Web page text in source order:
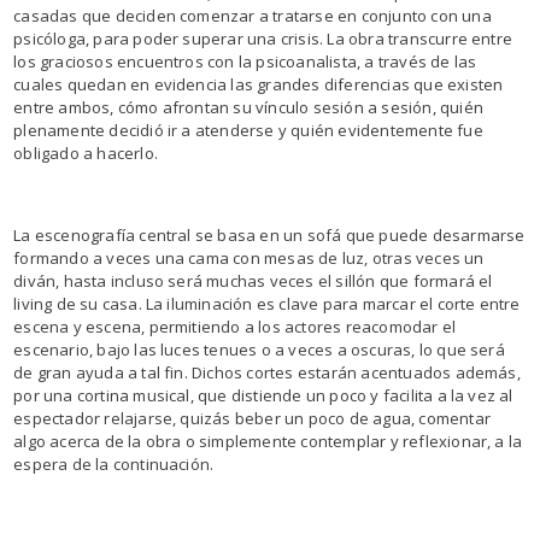
casadas que deciden comenzar a tratarse en conjunto con una
psicóloga, para poder superar una crisis. La obra transcurre entre
los graciosos encuentros con la psicoanalista, a través de las
cuales quedan en evidencia las grandes diferencias que existen
entre ambos, cómo afrontan su vínculo sesión a sesión, quién
plenamente decidió ir a atenderse y quién evidentemente fue
obligado a hacerlo.
La escenografía central se basa en un sofá que puede desarmarse
formando a veces una cama con mesas de luz, otras veces un
diván, hasta incluso será muchas veces el sillón que formará el
living de su casa. La iluminación es clave para marcar el corte entre
escena y escena, permitiendo a los actores reacomodar el
escenario, bajo las luces tenues o a veces a oscuras, lo que será
de gran ayuda a tal fin. Dichos cortes estarán acentuados además,
por una cortina musical, que distiende un poco y facilita a la vez al
espectador relajarse, quizás beber un poco de agua, comentar
algo acerca de la obra o simplemente contemplar y reflexionar, a la
espera de la continuación.